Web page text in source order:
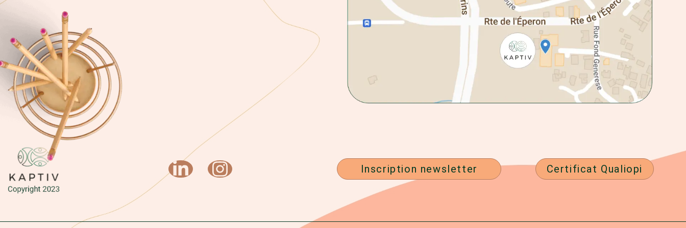
Inscription newsletter Certificat Qualiopi